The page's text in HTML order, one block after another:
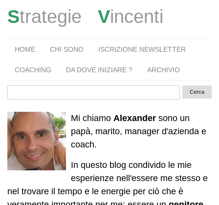
Strategie Vincenti
HOME CHI SONO ISCRIZIONE NEWSLETTER
COACHING DA DOVE INIZIARE ? ARCHIVIO
Mi chiamo Alexander sono un
papà, marito, manager d'azienda e
coach.
In questo blog condivido le mie
esperienze nell'essere me stesso e
nel trovare il tempo e le energie per ciò che è